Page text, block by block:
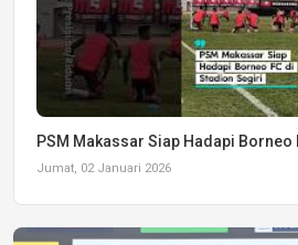
PSM Makassar Siap Hadapi Borneo
Jumat, 02 Januari 2026